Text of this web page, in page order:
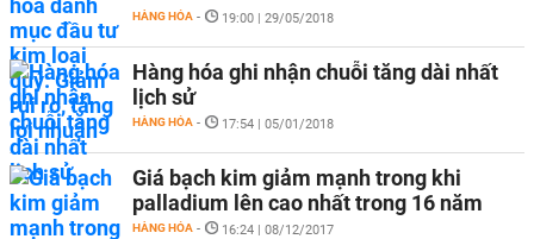
HÀNG HÓA - 19:00 | 29/05/2018
Hàng hóa ghi nhận chuỗi tăng dài nhất
lịch sử
HÀNG HÓA - 17:54 | 05/01/2018
Giá bạch kim giảm mạnh trong khi
palladium lên cao nhất trong 16 năm
HÀNG HÓA - 16:24 | 08/12/2017